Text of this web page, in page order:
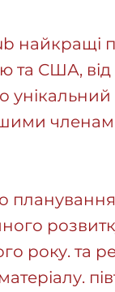
найкращі
та США,
унікальний
року. та